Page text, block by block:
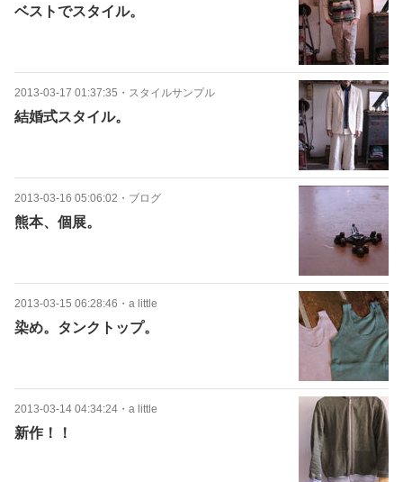
ベストでスタイル。
2013-03-17 01:37:35 ・ スタイルサンプル
結婚式スタイル。
2013-03-16 05:06:02 ・ ブログ
熊本、個展。
2013-03-15 06:28:46 ・ a little
染め。タンクトップ。
2013-03-14 04:34:24 ・ a little
新作！！